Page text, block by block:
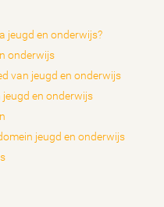
jeugd en onderwijs?
onderwijs
van jeugd en onderwijs
en onderwijs
jeugd en onderwijs